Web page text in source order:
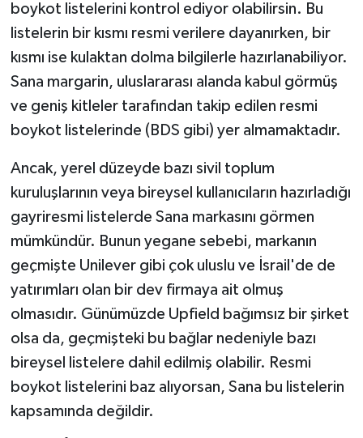
boykot listelerini kontrol ediyor olabilirsin. Bu
listelerin bir kısmı resmi verilere dayanırken, bir
kısmı ise kulaktan dolma bilgilerle hazırlanabiliyor.
Sana margarin, uluslararası alanda kabul görmüş
ve geniş kitleler tarafından takip edilen resmi
boykot listelerinde (BDS gibi) yer almamaktadır.
Ancak, yerel düzeyde bazı sivil toplum
kuruluşlarının veya bireysel kullanıcıların hazırladığı
gayriresmi listelerde Sana markasını görmen
mümkündür. Bunun yegane sebebi, markanın
geçmişte Unilever gibi çok uluslu ve İsrail'de de
yatırımları olan bir dev firmaya ait olmuş
olmasıdır. Günümüzde Upfield bağımsız bir şirket
olsa da, geçmişteki bu bağlar nedeniyle bazı
bireysel listelere dahil edilmiş olabilir. Resmi
boykot listelerini baz alıyorsan, Sana bu listelerin
kapsamında değildir.